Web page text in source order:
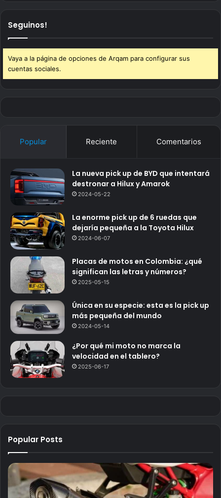
Seguinos!
Vaya a la página de opciones de Arqam para configurar sus
cuentas sociales.
Popular Reciente Comentarios
La nueva pick up de BYD que intentará
destronar a Hilux y Amarok
2024-05-22
La enorme pick up de 6 ruedas que
dejaría pequeña a la Toyota Hilux
2024-06-07
Placas de motos en Colombia: ¿qué
significan las letras y números?
2025-05-15
Única en su especie: esta es la pick up
más pequeña del mundo
2024-05-14
¿Por qué mi moto no marca la
velocidad en el tablero?
2025-06-17
Popular Posts